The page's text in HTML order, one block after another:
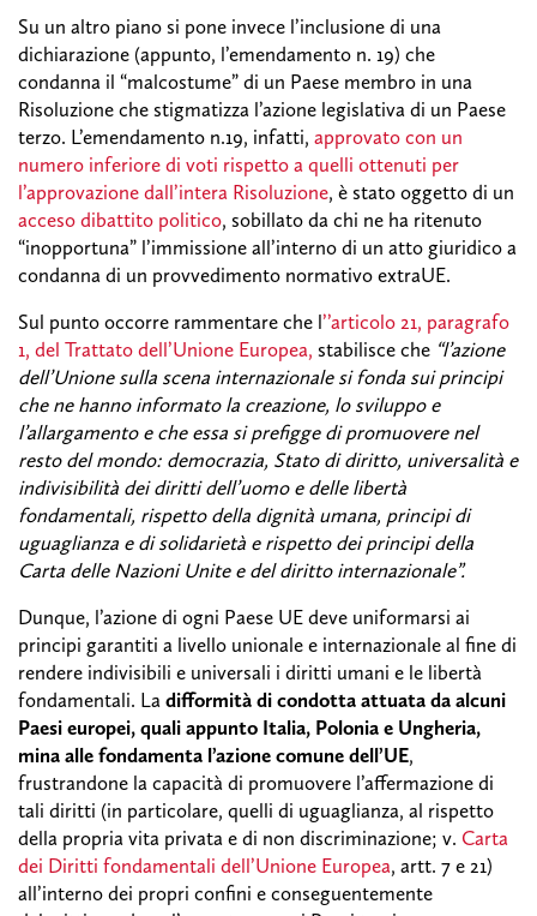
Su un altro piano si pone invece l’inclusione di una
dichiarazione (appunto, l’emendamento n. 19) che
condanna il “malcostume” di un Paese membro in una
Risoluzione che stigmatizza l’azione legislativa di un Paese
terzo. L’emendamento n.19, infatti, approvato con un
numero inferiore di voti rispetto a quelli ottenuti per
l’approvazione dall’intera Risoluzione, è stato oggetto di un
acceso dibattito politico, sobillato da chi ne ha ritenuto
“inopportuna” l’immissione all’interno di un atto giuridico a
condanna di un provvedimento normativo extraUE.
Sul punto occorre rammentare che l’’articolo 21, paragrafo
1, del Trattato dell’Unione Europea, stabilisce che “l’azione
dell’Unione sulla scena internazionale si fonda sui principi
che ne hanno informato la creazione, lo sviluppo e
l’allargamento e che essa si prefigge di promuovere nel
resto del mondo: democrazia, Stato di diritto, universalità e
indivisibilità dei diritti dell’uomo e delle libertà
fondamentali, rispetto della dignità umana, principi di
uguaglianza e di solidarietà e rispetto dei principi della
Carta delle Nazioni Unite e del diritto internazionale”.
Dunque, l’azione di ogni Paese UE deve uniformarsi ai
principi garantiti a livello unionale e internazionale al fine di
rendere indivisibili e universali i diritti umani e le libertà
fondamentali. La difformità di condotta attuata da alcuni
Paesi europei, quali appunto Italia, Polonia e Ungheria,
mina alle fondamenta l’azione comune dell’UE,
frustrandone la capacità di promuovere l’affermazione di
tali diritti (in particolare, quelli di uguaglianza, al rispetto
della propria vita privata e di non discriminazione; v. Carta
dei Diritti fondamentali dell’Unione Europea, artt. 7 e 21)
all’interno dei propri confini e conseguentemente